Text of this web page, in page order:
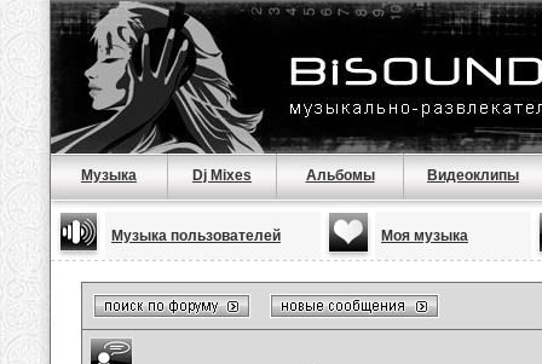
Музыка Dj Mixes Альбомы Видеоклипы
Музыка пользователей Моя музыка